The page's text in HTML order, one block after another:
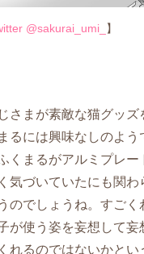
@sakurai_umi_ 】
さまが素敵な猫グッズ
るには興味なしのよう
くまるがアルミプレー
気づいていたにも関わ
のでしょうね。すごく
が使う姿を妄想して
れるのではないかとい